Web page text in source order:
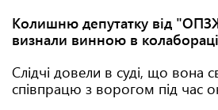
Колишню депутатку від
визнали винною в
Слідчі довели в суді, що вона
співпрацю з ворогом під час